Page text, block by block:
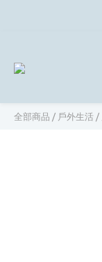
全部商品 / 戶外生活 /